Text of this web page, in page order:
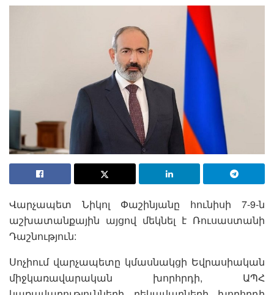
Վարչապետ Նիկոլ Փաշինյանը հունիսի 7-9-ն
աշխատանքային այցով մեկնել է Ռուսաստանի
Դաշնություն:
Սոչիում վարչապետը կմասնակցի Եվրասիական
միջկառավարական խորհրդի, ԱՊՀ